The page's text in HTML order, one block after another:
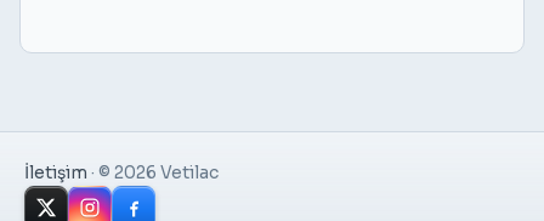
İletişim · © 2026 Vetilac